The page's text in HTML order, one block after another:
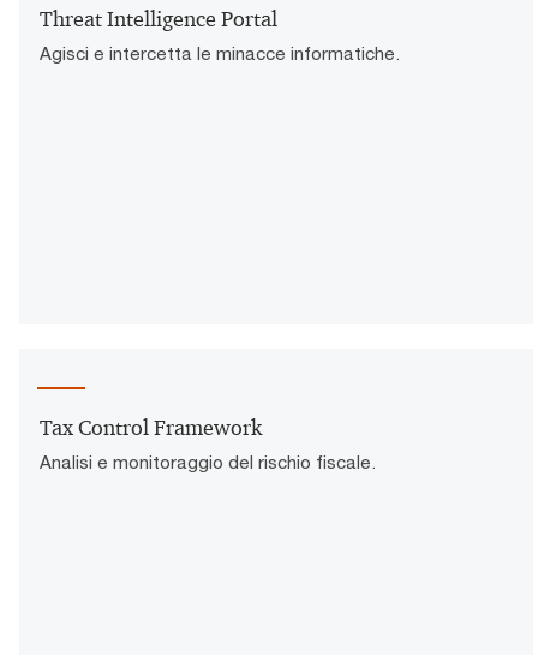
Threat Intelligence Portal
Agisci e intercetta le minacce informatiche.
Tax Control Framework
Analisi e monitoraggio del rischio fiscale.